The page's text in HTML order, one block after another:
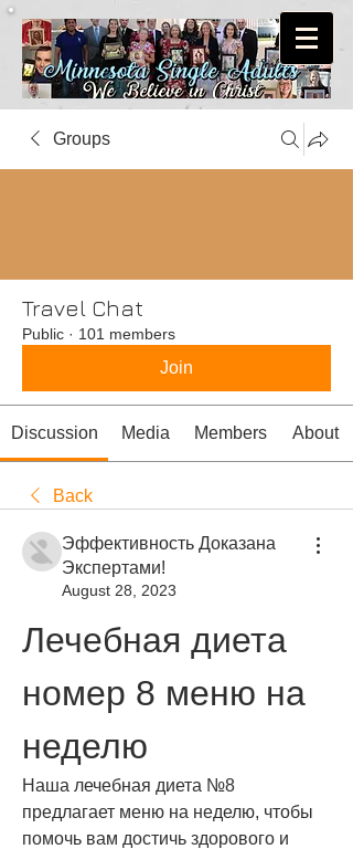
Groups
Travel Chat
Public · 101 members
Join
Discussion Media Members About
Back
Эффективность Доказана
Экспертами!
August 28, 2023
Лечебная диета
номер 8 меню на
неделю
Наша лечебная диета №8
предлагает меню на неделю, чтобы
помочь вам достичь здорового и